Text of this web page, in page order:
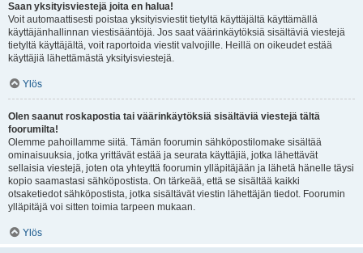
Saan yksityisviestejä joita en halua!
Voit automaattisesti poistaa yksityisviestit tietyltä käyttäjältä käyttämällä
käyttäjänhallinnan viestisääntöjä. Jos saat väärinkäytöksiä sisältäviä viestejä
tietyltä käyttäjältä, voit raportoida viestit valvojille. Heillä on oikeudet estää
käyttäjiä lähettämästä yksityisviestejä.
Ylös
Olen saanut roskapostia tai väärinkäytöksiä sisältäviä viestejä tältä
foorumilta!
Olemme pahoillamme siitä. Tämän foorumin sähköpostilomake sisältää
ominaisuuksia, jotka yrittävät estää ja seurata käyttäjiä, jotka lähettävät
sellaisia viestejä, joten ota yhteyttä foorumin ylläpitäjään ja lähetä hänelle täysi
kopio saamastasi sähköpostista. On tärkeää, että se sisältää kaikki
otsaketiedot sähköpostista, jotka sisältävät viestin lähettäjän tiedot. Foorumin
ylläpitäjä voi sitten toimia tarpeen mukaan.
Ylös